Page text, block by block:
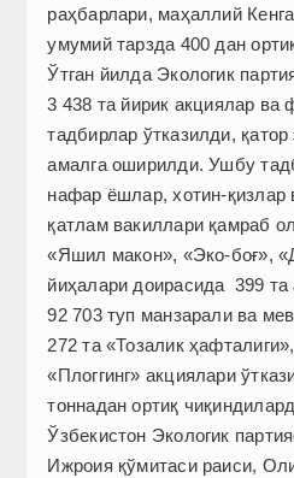
раҳбарлари, маҳаллий
умумий тарзда 400 дан
Ўтган йилда Экологик
3 438 та йирик акциялар
тадбирлар ўтказилди,
амалга оширилди. Ушбу
нафар ёшлар, хотин-қизлар
қатлам вакиллари қамраб
«Яшил макон», «Эко-боғ»,
йиҳалари доирасида 399 та
92 703 туп манзарали ва
272 та «Тозалик
«Плог­гинг» акциялари
тоннадан ортиқ
Ўзбекистон Экологик
Ижроия қўмитаси раиси,